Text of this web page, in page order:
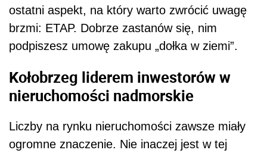
ostatni aspekt, na który warto zwrócić uwagę
brzmi: ETAP. Dobrze zastanów się, nim
podpiszesz umowę zakupu „dołka w ziemi”.
Kołobrzeg liderem inwestorów w
nieruchomości nadmorskie
Liczby na rynku nieruchomości zawsze miały
ogromne znaczenie. Nie inaczej jest w tej